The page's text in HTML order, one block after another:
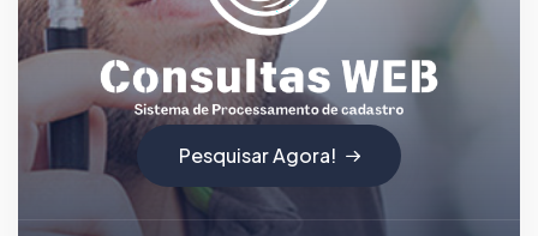
Pesquisar Agora!